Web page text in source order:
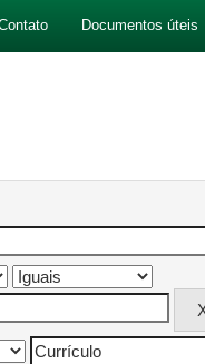
Documentos úteis